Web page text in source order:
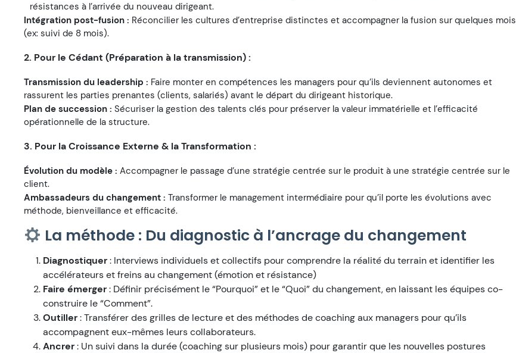
résistances à l’arrivée du nouveau dirigeant.
Intégration post-fusion : Réconcilier les cultures d’entreprise distinctes et accompagner la fusion sur quelques mois
(ex: suivi de 8 mois).
2. Pour le Cédant (Préparation à la transmission) :
Transmission du leadership : Faire monter en compétences les managers pour qu’ils deviennent autonomes et
rassurent les parties prenantes (clients, salariés) avant le départ du dirigeant historique.
Plan de succession : Sécuriser la gestion des talents clés pour préserver la valeur immatérielle et l’efficacité
opérationnelle de la structure.
3. Pour la Croissance Externe & la Transformation :
Évolution du modèle : Accompagner le passage d’une stratégie centrée sur le produit à une stratégie centrée sur le
client.
Ambassadeurs du changement : Transformer le management intermédiaire pour qu’il porte les évolutions avec
méthode, bienveillance et efficacité.
La méthode : Du diagnostic à l’ancrage du changement
Diagnostiquer: Interviews individuels et collectifs pour comprendre la réalité du terrain et identifier les
accélérateurs et freins au changement (émotion et résistance)
Faire émerger: Définir précisément le “Pourquoi” et le “Quoi” du changement, en laissant les équipes co-
construire le “Comment”.
Outiller: Transférer des grilles de lecture et des méthodes de coaching aux managers pour qu’ils
accompagnent eux-mêmes leurs collaborateurs.
Ancrer: Un suivi dans la durée (coaching sur plusieurs mois) pour garantir que les nouvelles postures